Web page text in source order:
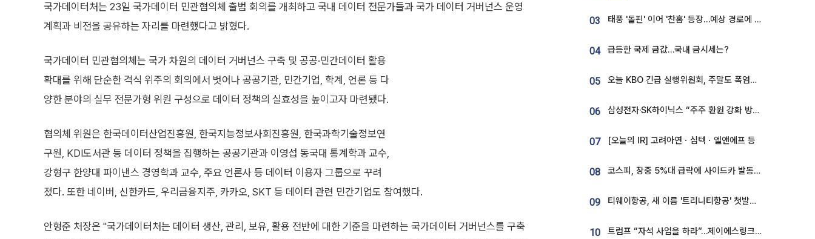
국가데이터처는 23일 국가데이터 민관협의체 출범 회의를 개최하고 국내 데이터 전문가들과 국가 데이터 거버넌스 운영
계획과 비전을 공유하는 자리를 마련했다고 밝혔다.
국가데이터 민관협의체는 국가 차원의 데이터 거버넌스 구축 및 공공·민간데이터 활용
확대를 위해 단순한 격식 위주의 회의에서 벗어나 공공기관, 민간기업, 학계, 언론 등 다
양한 분야의 실무 전문가형 위원 구성으로 데이터 정책의 실효성을 높이고자 마련됐다.
협의체 위원은 한국데이터산업진흥원, 한국지능정보사회진흥원, 한국과학기술정보연
구원, KDI도서관 등 데이터 정책을 집행하는 공공기관과 이영섭 동국대 통계학과 교수,
강형구 한양대 파이낸스 경영학과 교수, 주요 언론사 등 데이터 이용자 그룹으로 꾸려
졌다. 또한 네이버, 신한카드, 우리금융지주, 카카오, SKT 등 데이터 관련 민간기업도 참여했다.
안형준 처장은 "국가데이터처는 데이터 생산, 관리, 보유, 활용 전반에 대한 기준을 마련하는 국가데이터 거버넌스를 구축
03 태풍 '돌핀' 이어 '찬홈' 등장…예상 경로에 한국 '한숨'
04 급등한 국제 금값…국내 금시세는?
05 오늘 KBO 긴급 실행위원회, 주말도 폭염취소 될까
06 삼성전자·SK하이닉스 “주주 환원 강화 방안 마련”
07 [오늘의 IR] 고려아연ㆍ심텍ㆍ엘앤에프 등
08 코스피, 장중 5%대 급락에 사이드카 발동…삼성·SK 동반 폭락
09 티웨이항공, 새 이름 '트리니티항공' 첫발…SSC 전략 본격화
10 트럼프 “자석 사업을 하라”…제이에스링크, 비중국 영구자석 공급망 구축 속도